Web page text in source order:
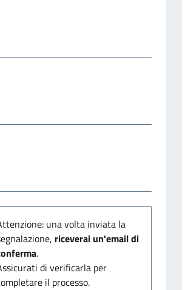
una volta inviata la
riceverai un'email di
.
di verificarla per
il processo.